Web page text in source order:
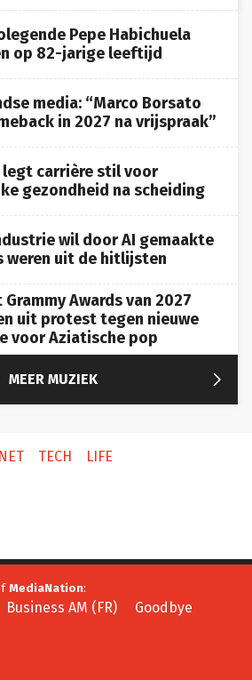
Pepe Habichuela
op 82-jarige leeftijd
media: “Marco Borsato
in 2027 na vrijspraak”
legt carrière stil voor
gezondheid na scheiding
wil door AI gemaakte
weren uit de hitlijsten
Grammy Awards van 2027
uit protest tegen nieuwe
voor Aziatische pop
MEER MUZIEK 
TECH LIFE
MediaNation:
Business AM (FR) Goodbye